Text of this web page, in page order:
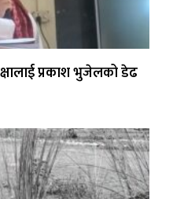
प्रकाश भुजेलको डेढ